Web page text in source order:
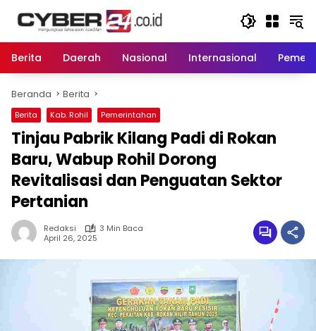
Berita
Daerah Nasional Internasional
Beranda Berita
Berita Kab. Rohil Pemerintahan
Tinjau Pabrik Kilang Padi di Rokan
Baru, Wabup Rohil Dorong
Revitalisasi dan Penguatan Sektor
Pertanian
Redaksi
3 Min Baca
April 26, 2025